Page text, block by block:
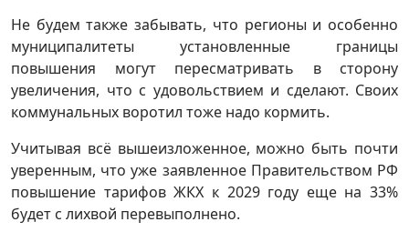
Не будем также забывать, что регионы и особенно
муниципалитеты установленные границы
повышения могут пересматривать в сторону
увеличения, что с удовольствием и сделают. Своих
коммунальных воротил тоже надо кормить.
Учитывая всё вышеизложенное, можно быть почти
уверенным, что уже заявленное Правительством РФ
повышение тарифов ЖКХ к 2029 году еще на 33%
будет с лихвой перевыполнено.